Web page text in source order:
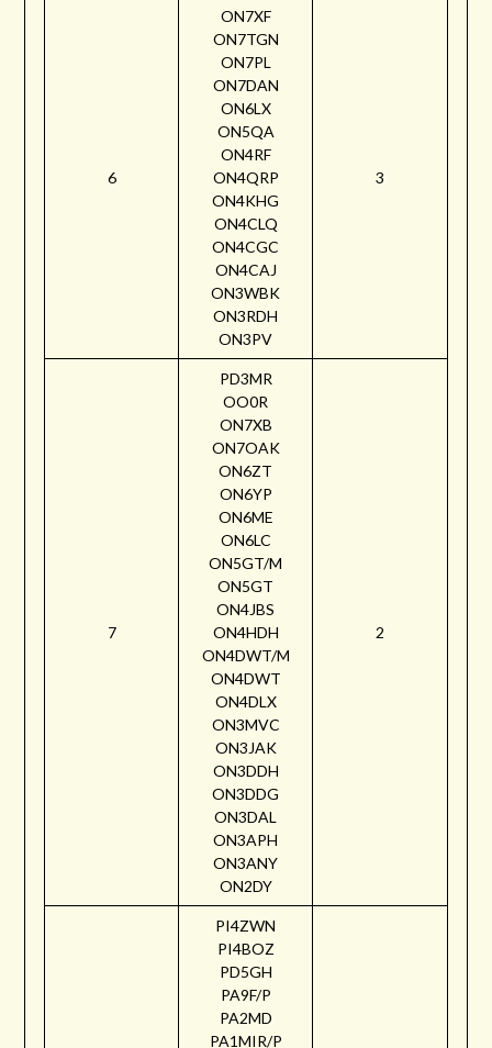
6
ON7XF
ON7TGN
ON7PL
ON7DAN
ON6LX
ON5QA
ON4RF
ON4QRP
ON4KHG
ON4CLQ
ON4CGC
ON4CAJ
ON3WBK
ON3RDH
ON3PV
3
7
PD3MR
OO0R
ON7XB
ON7OAK
ON6ZT
ON6YP
ON6ME
ON6LC
ON5GT/M
ON5GT
ON4JBS
ON4HDH
ON4DWT/M
ON4DWT
ON4DLX
ON3MVC
ON3JAK
ON3DDH
ON3DDG
ON3DAL
ON3APH
ON3ANY
ON2DY
2
PI4ZWN
PI4BOZ
PD5GH
PA9F/P
PA2MD
PA1MIR/P